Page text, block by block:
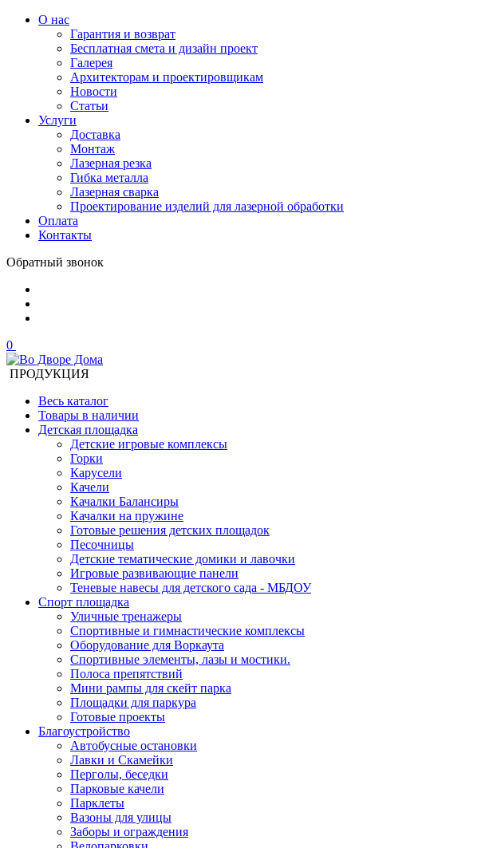
О нас
Гарантия и возврат
Бесплатная смета и дизайн проект
Галерея
Архитекторам и проектировщикам
Новости
Статьи
Услуги
Доставка
Монтаж
Лазерная резка
Гибка металла
Лазерная сварка
Проектирование изделий для лазерной обработки
Оплата
Контакты
Обратный звонок
0
ПРОДУКЦИЯ
Весь каталог
Товары в наличии
Детская площадка
Детские игровые комплексы
Горки
Карусели
Качели
Качалки Балансиры
Качалки на пружине
Готовые решения детских площадок
Песочницы
Детские тематические домики и лавочки
Игровые развивающие панели
Теневые навесы для детского сада - МБДОУ
Спорт площадка
Уличные тренажеры
Спортивные и гимнастические комплексы
Оборудование для Воркаута
Спортивные элементы, лазы и мостики.
Полоса препятствий
Мини рампы для скейт парка
Площадки для паркура
Готовые проекты
Благоустройство
Автобусные остановки
Лавки и Скамейки
Перголы, беседки
Парковые качели
Парклеты
Вазоны для улицы
Заборы и ограждения